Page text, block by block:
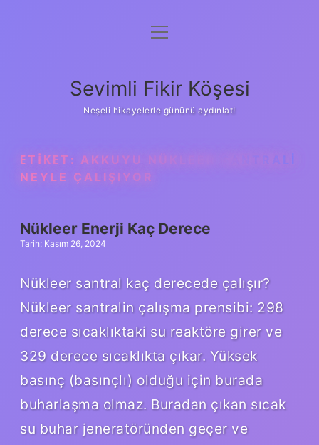
Anasayfa
Yasal Uyarı
menüyü
Sevimli Fikir Köşesi
Neşeli hikayelerle gününü aydınlat!
ETIKET: AKKUYU NÜKLEER SANTRALI
NEYLE ÇALIŞIYOR
Nükleer Enerji Kaç Derece
Tarih: Kasım 26, 2024
Nükleer santral kaç derecede çalışır?
Nükleer santralin çalışma prensibi: 298
derece sıcaklıktaki su reaktöre girer ve
329 derece sıcaklıkta çıkar. Yüksek
basınç (basınçlı) olduğu için burada
buharlaşma olmaz. Buradan çıkan sıcak
su buhar jeneratöründen geçer ve